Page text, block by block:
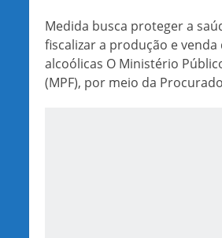
Medida busca proteger a
fiscalizar a produção e venda
alcoólicas O Ministério
(MPF), por meio da